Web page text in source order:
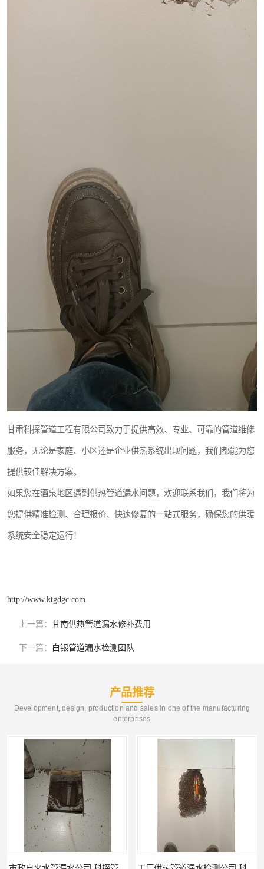
甘肃科探管道工程有限公司致力于提供高效、专业、可靠的管道维修
服务，无论是家庭、小区还是企业供热系统出现问题，我们都能为您
提供较佳解决方案。
如果您在酒泉地区遇到供热管道漏水问题，欢迎联系我们，我们将为
您提供精准检测、合理报价、快速修复的一站式服务，确保您的供暖
系统安全稳定运行！
http://www.ktgdgc.com
上一篇： 甘南供热管道漏水修补费用
下一篇： 白银管道漏水检测团队
产品推荐
Development, design, production and sales in one of the manufacturing
enterprises